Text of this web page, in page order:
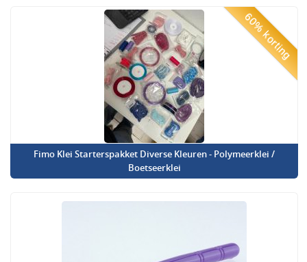
60% korting
Fimo Klei Starterspakket Diverse Kleuren - Polymeerklei /
Boetseerklei